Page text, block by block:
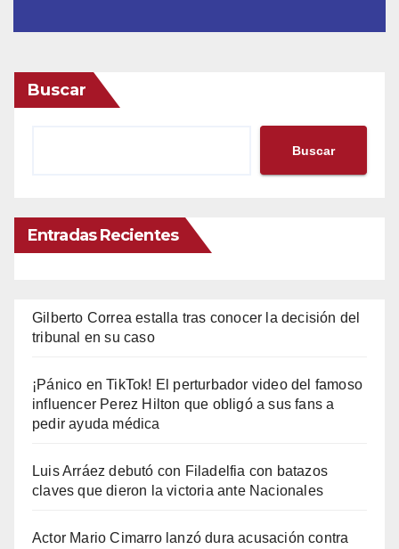
Buscar
Buscar
Entradas Recientes
Gilberto Correa estalla tras conocer la decisión del
tribunal en su caso
¡Pánico en TikTok! El perturbador video del famoso
influencer Perez Hilton que obligó a sus fans a
pedir ayuda médica
Luis Arráez debutó con Filadelfia con batazos
claves que dieron la victoria ante Nacionales
Actor Mario Cimarro lanzó dura acusación contra